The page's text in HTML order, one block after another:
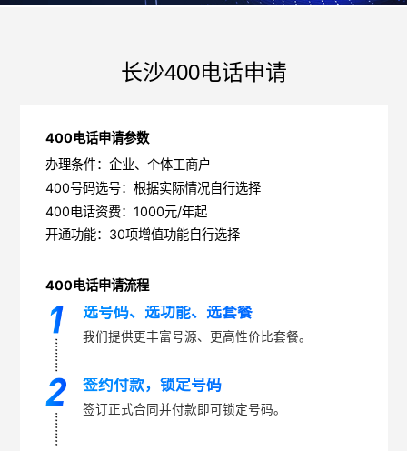
长沙400电话申请
400电话申请参数
办理条件：企业、个体工商户
400号码选号：根据实际情况自行选择
400电话资费：1000元/年起
开通功能：30项增值功能自行选择
400电话申请流程
选号码、选功能、选套餐
我们提供更丰富号源、更高性价比套餐。
签约付款，锁定号码
签订正式合同并付款即可锁定号码。